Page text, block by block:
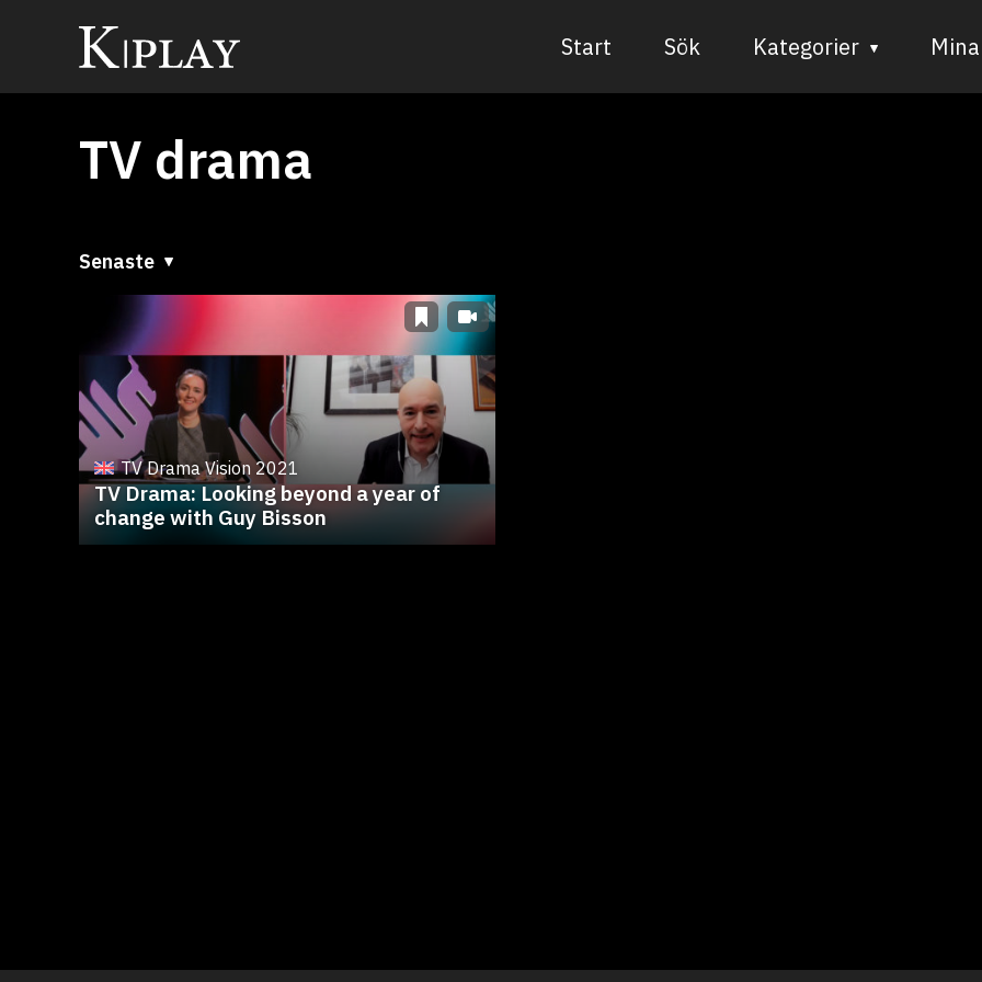
Start Sök Kategorier
TV drama
Senaste
Senaste
A till Ö
Ö till A
TV Drama Vision 2021
TV Drama: Looking beyond a year of
change with Guy Bisson